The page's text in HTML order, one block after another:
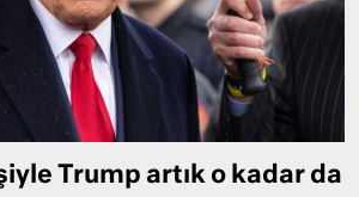
Trump artık o kadar da